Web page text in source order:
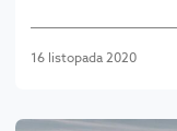
16 listopada 2020